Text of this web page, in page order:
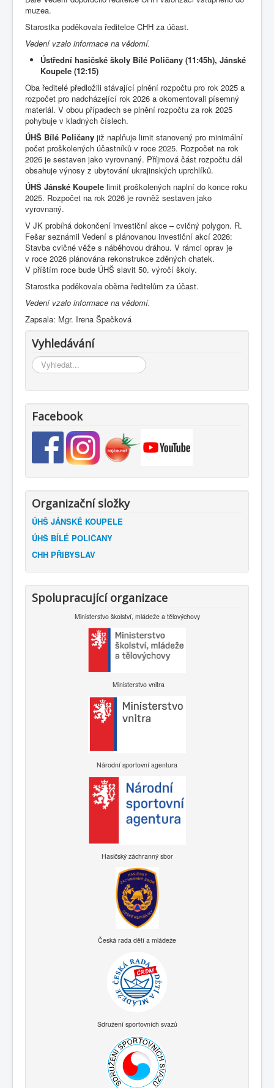
muzea.
Starostka poděkovala ředitelce CHH za účast.
Vedení vzalo informace na vědomí.
Ústřední hasičské školy Bílé Poličany (11:45h), Jánské
Koupele (12:15)
Oba ředitelé předložili stávající plnění rozpočtu pro rok 2025 a
rozpočet pro nadcházející rok 2026 a okomentovali písemný
materiál. V obou případech se plnění rozpočtu za rok 2025
pohybuje v kladných číslech.
ÚHŠ Bílé Poličany již naplňuje limit stanovený pro minimální
počet proškolených účastníků v roce 2025. Rozpočet na rok
2026 je sestaven jako vyrovnaný. Příjmová část rozpočtu dál
obsahuje výnosy z ubytování ukrajinských uprchlíků.
ÚHŠ Jánské Koupele limit proškolených naplní do konce roku
2025. Rozpočet na rok 2026 je rovněž sestaven jako
vyrovnaný.
V JK probíhá dokončení investiční akce – cvičný polygon. R.
Fešar seznámil Vedení s plánovanou investiční akcí 2026:
Stavba cvičné věže s náběhovou dráhou. V rámci oprav je
v roce 2026 plánována rekonstrukce zděných chatek.
V příštím roce bude ÚHŠ slavit 50. výročí školy.
Starostka poděkovala oběma ředitelům za účast.
Vedení vzalo informace na vědomí.
Zapsala: Mgr. Irena Špačková
Vyhledávání
Vyhledávání...
Facebook
Organizační složky
ÚHŠ JÁNSKÉ KOUPELE
ÚHŠ BÍLÉ POLIČANY
CHH PŘIBYSLAV
Spolupracující organizace
Ministerstvo školství, mládeže a tělovýchovy
Ministerstvo vnitra
Národní sportovní agentura
Hasičský záchranný sbor
Česká rada dětí a mládeže
Sdružení sportovních svazů